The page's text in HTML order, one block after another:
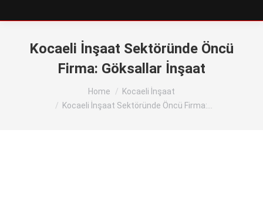
Kocaeli İnşaat Sektöründe Öncü
Firma: Göksallar İnşaat
Home
Kocaeli İnşaat
Kocaeli İnşaat Sektöründe Öncü Firma:…